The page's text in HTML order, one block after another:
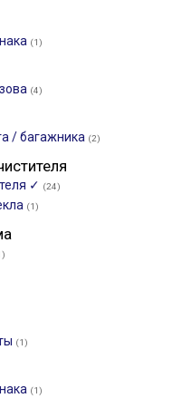
(1)
(4)
/ багажника (2)
✓ (24)
(1)
(1)
(1)